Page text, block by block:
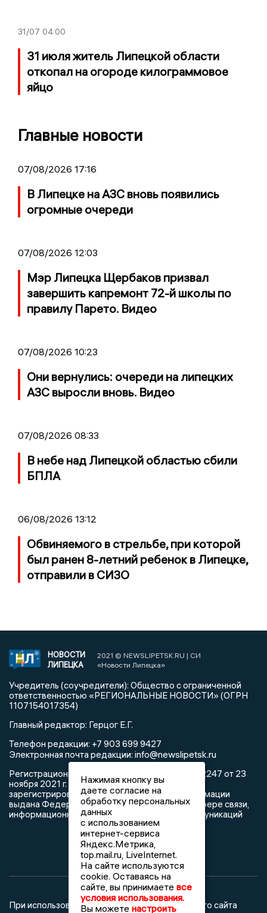
31/07 04:00
31 июля житель Липецкой области
откопал на огороде килограммовое
яйцо
Главные новости
07/08/2026 17:16
В Липецке на АЗС вновь появились
огромные очереди
07/08/2026 12:03
Мэр Липецка Щербаков призвал
завершить капремонт 72-й школы по
правилу Парето. Видео
07/08/2026 10:23
Они вернулись: очереди на липецких
АЗС выросли вновь. Видео
07/08/2026 08:33
В небе над Липецкой областью сбили
БПЛА
06/08/2026 13:12
Обвиняемого в стрельбе, при которой
был ранен 8-летний ребенок в Липецке,
отправили в СИЗО
НОВОСТИ
ЛИПЕЦКА
2021 © NEWSLIPETSK.RU | СИ
«Новости Липецка»
Учредитель (соучредители): Общество с ограниченной
ответственностью «РЕГИОНАЛЬНЫЕ НОВОСТИ» (ОГРН
1107154017354)
Главный редактор: Герцог Е.Г.
Телефон редакции: +7 903 699 9427
Электронная почта редакции: info@newslipetsk.ru
Регистрационный номер: серия Эл № ФС77-82247 от 23
ноября 2021 г. согласно выписке из реестра
зарегистрированных средств массовой информации
выдана Федеральной службой по надзору в сфере связи,
информационных технологий и массовых коммуникаций
При использовании любого материала с данного сайта
Нажимая кнопку вы
даете согласие на
обработку персональных
данных
с использованием
интернет-сервиса
Яндекс.Метрика,
top.mail.ru, LiveInternet.
На сайте используются
cookie. Оставаясь на
сайте, вы принимаете все
условия использования.
Вы можете настроить